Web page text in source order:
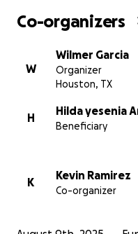
Co-organizers
W
Wilmer Garcia
Organizer
Houston, TX
H
Hilda yesenia
Beneficiary
K
Kevin Ramirez
Co-organizer